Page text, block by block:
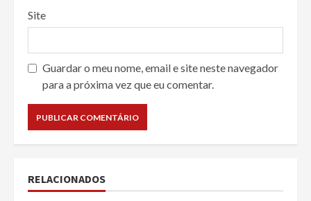
Site
Guardar o meu nome, email e site neste navegador
para a próxima vez que eu comentar.
RELACIONADOS